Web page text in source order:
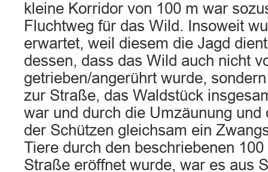
kleine Korridor von 100 m war
Fluchtweg für das Wild. Insoweit
erwartet, weil diesem die Jagd
dessen, dass das Wild auch nicht
getrieben/angerührt wurde,
zur Straße, das Waldstück
war und durch die Umzäunung und
der Schützen gleichsam ein
Tiere durch den beschriebenen
Straße eröffnet wurde, war es aus